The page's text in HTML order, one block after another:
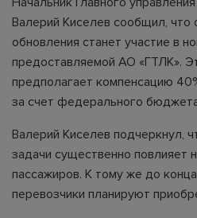
Валерий Киселев сообщил,
обновления станет участие в
предоставляемой АО «ГТЛК».
предполагает компенсацию
за счет федерального
Валерий Киселев подчеркнул,
задачи существенно повлияет
пассажиров. К тому же до
перевозчики планируют